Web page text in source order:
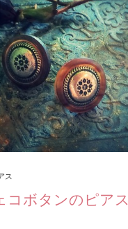
ス
コボタンのピアス